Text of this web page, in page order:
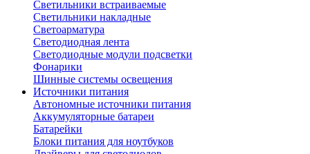
Светильники встраиваемые
Светильники накладные
Светоарматура
Светодиодная лента
Светодиодные модули подсветки
Фонарики
Шинные системы освещения
Источники питания
Автономные источники питания
Аккумуляторные батареи
Батарейки
Блоки питания для ноутбуков